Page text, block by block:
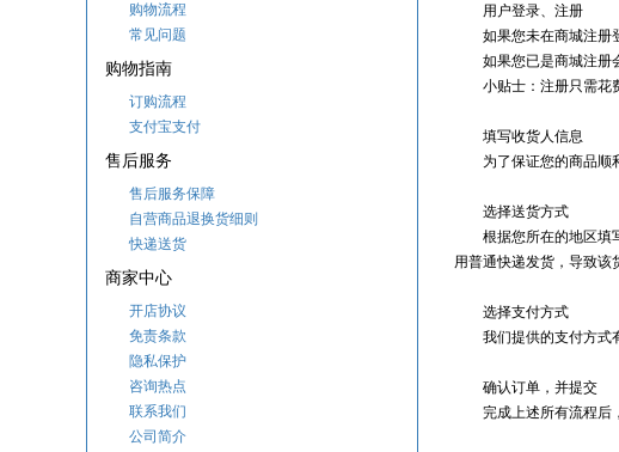
购物流程
常见问题
购物指南
订购流程
支付宝支付
售后服务
售后服务保障
自营商品退换货细则
快递送货
商家中心
开店协议
免责条款
隐私保护
咨询热点
联系我们
公司简介
用户登录、注册
如果您未在商城注册
如果您已是商城注册
小贴士：注册只需花
填写收货人信息
为了保证您的商品顺
选择送货方式
根据您所在的地区填
用普通快递发货，导致该
选择支付方式
我们提供的支付方式
确认订单，并提交
完成上述所有流程后